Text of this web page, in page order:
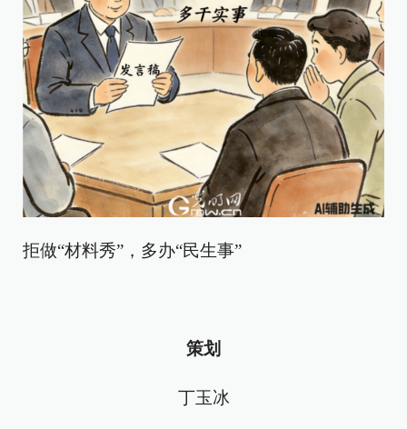
拒做“材料秀”，多办“民生事”
策划
丁玉冰